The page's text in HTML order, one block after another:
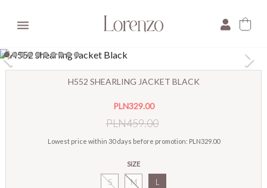

H552 SHEARLING JACKET BLACK
PLN329.00
PLN459.00
Lowest price within 30 days before promotion: PLN329.00
SIZE
S M L